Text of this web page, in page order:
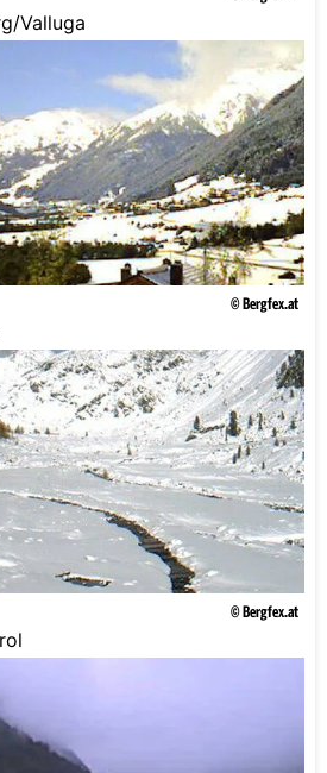
Valluga
© Bergfex.at
© Bergfex.at